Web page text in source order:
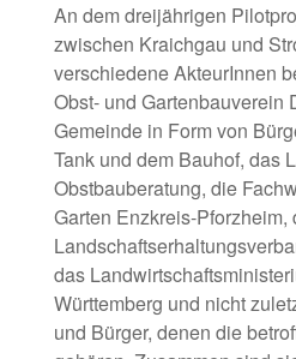
An dem dreijährigen
zwischen Kraichgau und
verschiedene AkteurInnen
Obst- und Gartenbauverein
Gemeinde in Form von
Tank und dem Bauhof, das
Obstbauberatung, die
Garten Enzkreis-Pforzheim,
das
Württemberg und nicht
und Bürger, denen die